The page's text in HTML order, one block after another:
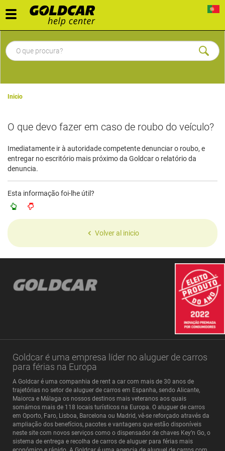
Toggle
navigation
Inicio
O que devo fazer em caso de roubo do veículo?
Imediatamente ir à autoridade competente denunciar o roubo, e
entregar no escritório mais próximo da Goldcar o relatório da
denuncia.
Esta informação foi-lhe útil?
Volver al inicio
Goldcar é uma empresa líder no aluguer de carros
para férias na Europa
A Goldcar é uma companhia de rent a car com mais de 30 anos de
trajetórias no setor de aluguer de carros em Espanha, sendo Alicante,
Maiorca e Málaga os nossos destinos mais veteranos aos quais
somámos mais de 118 locais turísticos na Europa. O aluguer de carros
em Oporto, Faro, Lisboa, Barcelona ou Madrid, vê-se reforçado através da
ampliação dos benefícios, pacotes e vantagens que estão disponíveis
neste site com novos serviços como o dispensador de chaves Key’n Go, o
sistema de entrega e recolha de carros de aluguer para férias mais